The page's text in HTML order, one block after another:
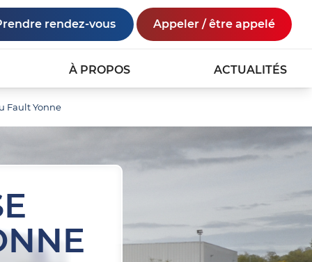
rendez-vous Appeler / être appelé
À PROPOS ACTUALITÉS
Fault Yonne